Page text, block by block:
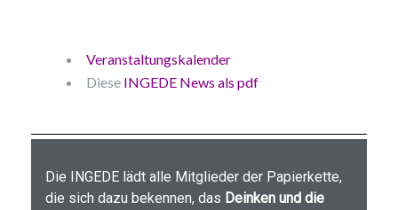
Veranstaltungskalender
Diese INGEDE News als pdf
Die INGEDE lädt alle Mitglieder der Papierkette,
die sich dazu bekennen, das Deinken und die